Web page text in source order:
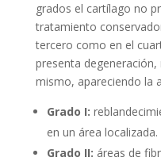
grados el cartílago no
tratamiento
tercero como en el
presenta
mismo, apareciendo la
Grado I:
en un área localizada.
Grado II: áreas de